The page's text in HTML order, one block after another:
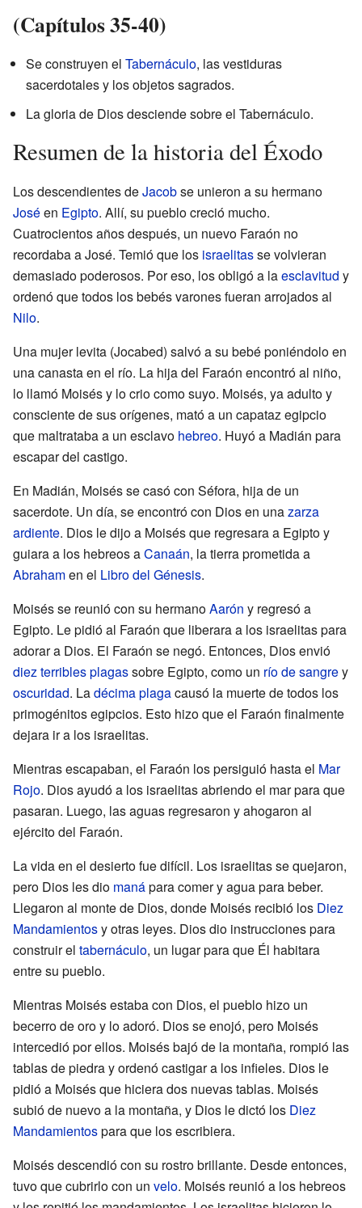
(Capítulos 35-40)
Se construyen el Tabernáculo, las vestiduras
sacerdotales y los objetos sagrados.
La gloria de Dios desciende sobre el Tabernáculo.
Resumen de la historia del Éxodo
Los descendientes deJacobse unieron a su hermano
Joséen Egipto. Allí, su pueblo creció mucho.
Cuatrocientos años después, un nuevo Faraón no
recordaba a José. Temió que los israelitasse volvieran
demasiado poderosos. Por eso, los obligó a laesclavitud y
ordenó que todos los bebés varones fueran arrojados al
Nilo.
Una mujer levita (Jocabed) salvó a su bebé poniéndolo en
una canasta en el río. La hija del Faraón encontró al niño,
lo llamó Moisés y lo crio como suyo. Moisés, ya adulto y
consciente de sus orígenes, mató a un capataz egipcio
que maltrataba a un esclavo hebreo. Huyó a Madián para
escapar del castigo.
En Madián, Moisés se casó con Séfora, hija de un
sacerdote. Un día, se encontró con Dios en unazarza
ardiente. Dios le dijo a Moisés que regresara a Egipto y
guiara a los hebreos aCanaán, la tierra prometida a
Abrahamen el Libro del Génesis.
Moisés se reunió con su hermanoAarón y regresó a
Egipto. Le pidió al Faraón que liberara a los israelitas para
adorar a Dios. El Faraón se negó. Entonces, Dios envió
diez terribles plagassobre Egipto, como un río de sangrey
oscuridad. Ladécima plagacausó la muerte de todos los
primogénitos egipcios. Esto hizo que el Faraón finalmente
dejara ir a los israelitas.
Mientras escapaban, el Faraón los persiguió hasta el Mar
Rojo. Dios ayudó a los israelitas abriendo el mar para que
pasaran. Luego, las aguas regresaron y ahogaron al
ejército del Faraón.
La vida en el desierto fue difícil. Los israelitas se quejaron,
pero Dios les dio manápara comer y agua para beber.
Llegaron al monte de Dios, donde Moisés recibió los Diez
Mandamientosy otras leyes. Dios dio instrucciones para
construir el tabernáculo, un lugar para que Él habitara
entre su pueblo.
Mientras Moisés estaba con Dios, el pueblo hizo un
becerro de oro y lo adoró. Dios se enojó, pero Moisés
intercedió por ellos. Moisés bajó de la montaña, rompió las
tablas de piedra y ordenó castigar a los infieles. Dios le
pidió a Moisés que hiciera dos nuevas tablas. Moisés
subió de nuevo a la montaña, y Dios le dictó los Diez
Mandamientospara que los escribiera.
Moisés descendió con su rostro brillante. Desde entonces,
tuvo que cubrirlo con un velo. Moisés reunió a los hebreos